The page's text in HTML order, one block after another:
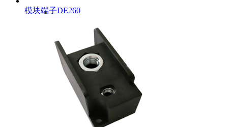
模块端子DE260